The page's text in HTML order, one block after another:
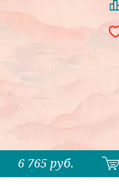
6 765 руб.